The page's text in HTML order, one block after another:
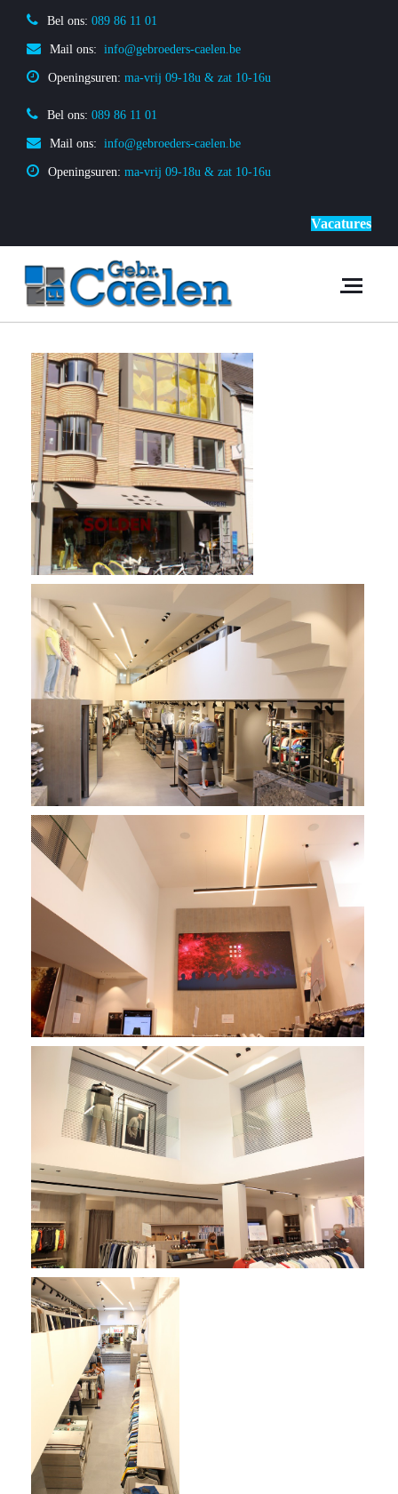
Bel ons: 089 86 11 01
Mail ons: info@gebroeders-caelen.be
Openingsuren: ma-vrij 09-18u & zat 10-16u
Bel ons: 089 86 11 01
Mail ons: info@gebroeders-caelen.be
Openingsuren: ma-vrij 09-18u & zat 10-16u
Vacatures